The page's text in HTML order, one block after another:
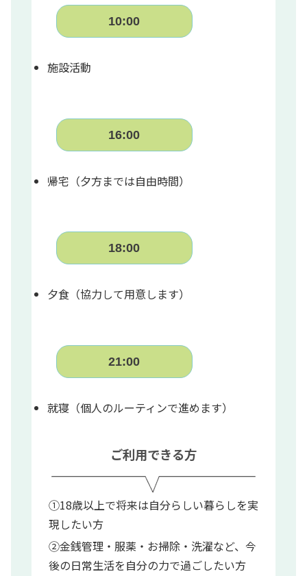
10:00
施設活動
16:00
帰宅（夕方までは自由時間）
18:00
夕食（協力して用意します）
21:00
就寝（個人のルーティンで進めます）
ご利用できる方
①18歳以上で将来は自分らしい暮らしを実
現したい方
②金銭管理・服薬・お掃除・洗濯など、今
後の日常生活を自分の力で過ごしたい方